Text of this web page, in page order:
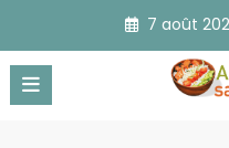
contenu
7 août